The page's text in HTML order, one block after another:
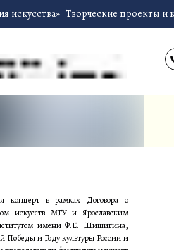
искусства» Творческие проекты и
концерт в рамках Договора о
искусств МГУ и Ярославским
имени Ф.Е. Шишигина,
и Году культуры России и